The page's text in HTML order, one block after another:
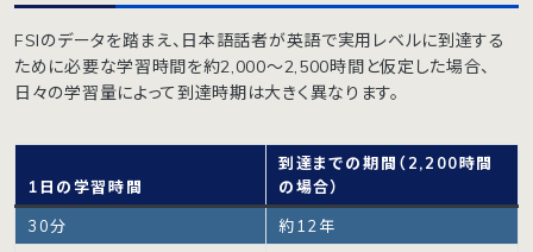
FSIのデータを踏まえ、日本語話者が英語で実用レベルに到達する
ために必要な学習時間を約2,000〜2,500時間と仮定した場合、
日々の学習量によって到達時期は大きく異なります。
1日の学習時間
到達までの期間（2,200時間
の場合）
30分
約12年